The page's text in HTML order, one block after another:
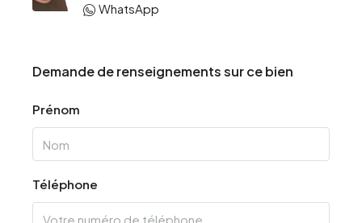
WhatsApp
Demande de renseignements sur ce bien
Prénom
Téléphone